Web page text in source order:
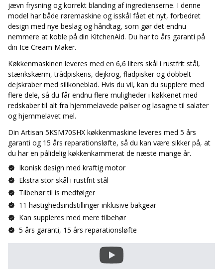
jævn frysning og korrekt blanding af ingredienserne. I denne
model har både røremaskine og isskål fået et nyt, forbedret
design med nye beslag og håndtag, som gør det endnu
nemmere at koble på din KitchenAid. Du har to års garanti på
din Ice Cream Maker.
Køkkenmaskinen leveres med en 6,6 liters skål i rustfrit stål,
stænkskærm, trådpiskeris, dejkrog, fladpisker og dobbelt
dejskraber med silikoneblad. Hvis du vil, kan du supplere med
flere dele, så du får endnu flere muligheder i køkkenet med
redskaber til alt fra hjemmelavede pølser og lasagne til salater
og hjemmelavet mel.
Din Artisan 5KSM70SHX køkkenmaskine leveres med 5 års
garanti og 15 års reparationsløfte, så du kan være sikker på, at
du har en pålidelig køkkenkammerat de næste mange år.
Ikonisk design med kraftig motor
Ekstra stor skål i rustfrit stål
Tilbehør til is medfølger
11 hastighedsindstillinger inklusive bakgear
Kan suppleres med mere tilbehør
5 års garanti, 15 års reparationsløfte